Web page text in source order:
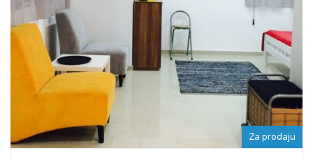
Za prodaju